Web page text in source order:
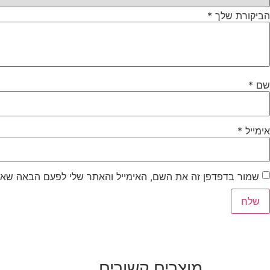
הביקורת שלך *
שם *
אימייל *
שמור בדפדפן זה את השם, האימייל והאתר שלי לפעם הבאה